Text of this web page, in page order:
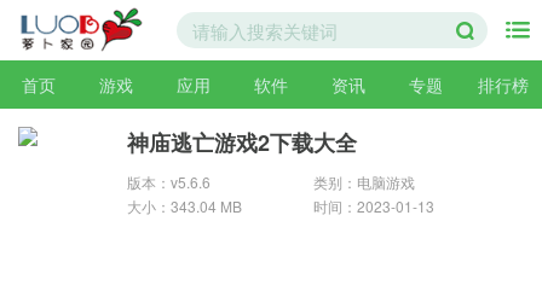
首页 游戏 应用 软件 资讯 专题 排行榜
神庙逃亡游戏2下载大全
版本：v5.6.6
类别：电脑游戏
大小：343.04 MB
时间：2023-01-13